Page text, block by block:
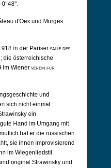
0' 48".
d'Oex und Morges
in der Pariser salle des
die österreichische
im Wiener verein für
und
sich nicht einmal
ein
Hand im Umgang mit
hat er die russischen
sie ihnen improvisierend
im Wiegenliedstil
original Strawinsky und